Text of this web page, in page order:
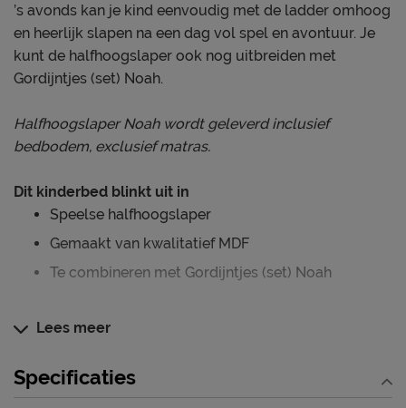
’s avonds kan je kind eenvoudig met de ladder omhoog
en heerlijk slapen na een dag vol spel en avontuur. Je
kunt de halfhoogslaper ook nog uitbreiden met
Gordijntjes (set) Noah.
Halfhoogslaper Noah wordt geleverd inclusief
bedbodem, exclusief matras.
Dit kinderbed blinkt uit in
Speelse halfhoogslaper
Gemaakt van kwalitatief MDF
Te combineren met Gordijntjes (set) Noah
Verzorging & Garantie
mooi én schoon houden. Alle schoonmaakinstructies,
evenals de garantie op het kinderbed, kun je terug
Lees meer
Specificaties